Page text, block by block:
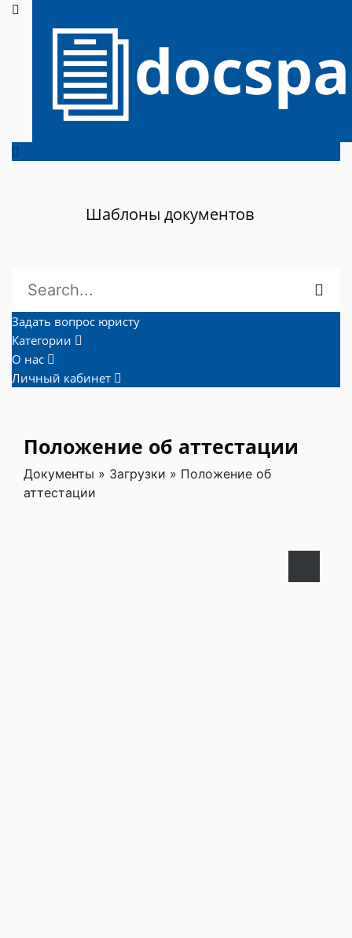
Шаблоны документов
Задать вопрос юристу
Категории
О нас
Личный кабинет
Положение об аттестации
Документы » Загрузки » Положение об
аттестации